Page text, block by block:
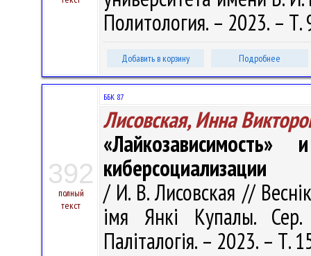
Политология. – 2023. –
Добавить в корзину Подробнее
392
полный
текст
ББК 87
Лисовская, Инна
киберсоциализации
/ И. В. Лисовская //
імя Янкі Купалы. Сер.
Паліталогія. – 2023. –